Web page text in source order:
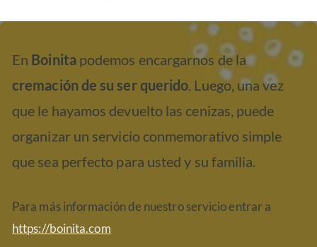
En Boinita podemos encargarnos de la
cremación de su ser querido. Luego, una vez
que le hayamos devuelto las cenizas, puede
organizar un servicio conmemorativo simple
que sea perfecto para usted y su familia.
Para más información de nuestro servicio entrar a
https://boinita.com